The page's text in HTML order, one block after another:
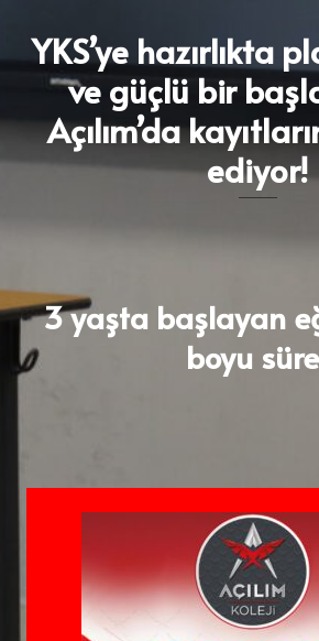
YKS’ye hazırlıkta
ve güçlü bir
Açılım’da
ediyor!
3 yaşta başlayan
boyu